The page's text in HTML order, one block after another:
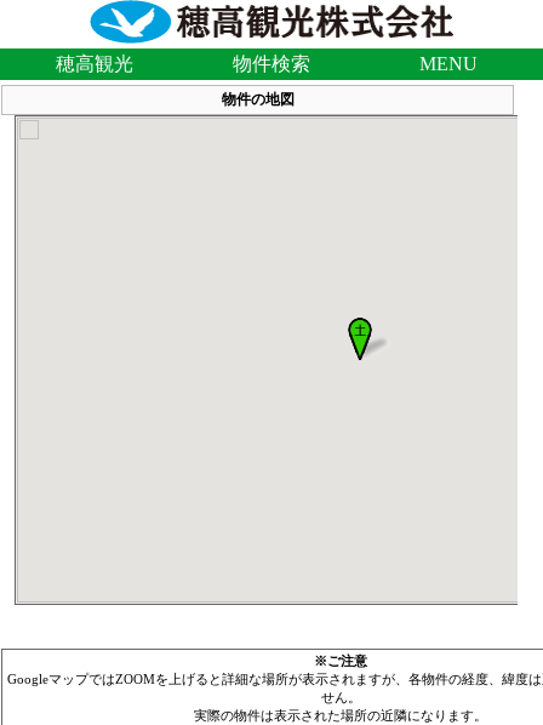
穂高観光 物件検索 MENU
物件の地図
※ご注意
GoogleマップではZOOMを上げると詳細な場所が表示されますが、各物件の経度、緯度
せん。
実際の物件は表示された場所の近隣になります。